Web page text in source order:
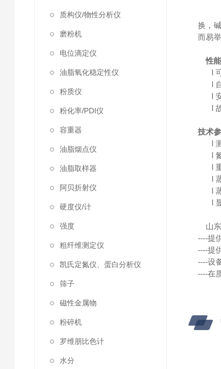
质构仪/物性分析仪
磨粉机
电位滴定仪
油脂氧化稳定性仪
粉质仪
粉化率/PDI仪
容重器
油脂烟点仪
油脂取样器
阿贝折射仪
硬度仪/计
强度
粗纤维测定仪
凯氏定氮仪、蛋白分析仪
筛子
磁性金属物
粉碎机
罗维朋比色计
水分
换，
而易
性
l
l
l
技术
l
l
l
l
l
山
----提
----提
----设
----在